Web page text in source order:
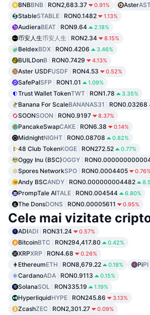
BNBBNB RON2,683.37 0.91% Aster
StableSTABLE RON0.1482 1.13%
AudieraBEAT RON9.64 2.18%
币安人生币安人生 RON2.34 8.15%
BeldexBDX RON0.4206 3.46%
BUILDonB RON0.7429 4.13%
Aster USDFUSDF RON4.53 0.52%
SafePalSFP RON1.01 1.09%
Trust Wallet TokenTWT RON1.78 3.35%
Banana For ScaleBANANAS31 RON0.03268
SOONSOON RON0.9197 8.37%
PancakeSwapCAKE RON6.38 0.14%
MidnightNIGHT RON0.08708 0.82%
48 Club TokenKOGE RON272.52 0.77%
Oggy Inu (BSC)OGGY
Spores NetworkSPO RON0.0004405
Andy BSCANDY RON0.000000004482
PrompTale AITALE RON0.004544 6.80%
The DonsDONS RON0.00005611 0.95%
Cele mai vizitate
ADIADI RON31.24 0.57%
BitcoinBTC RON294,417.80 0.42%
XRPXRP RON4.68 0.26%
EthereumETH RON8,679.22 0.18% PiPI
CardanoADA RON0.9113 0.15%
SolanaSOL RON335.19 1.19%
HyperliquidHYPE RON245.86 3.13%
ZcashZEC RON2,301.27 0.09%